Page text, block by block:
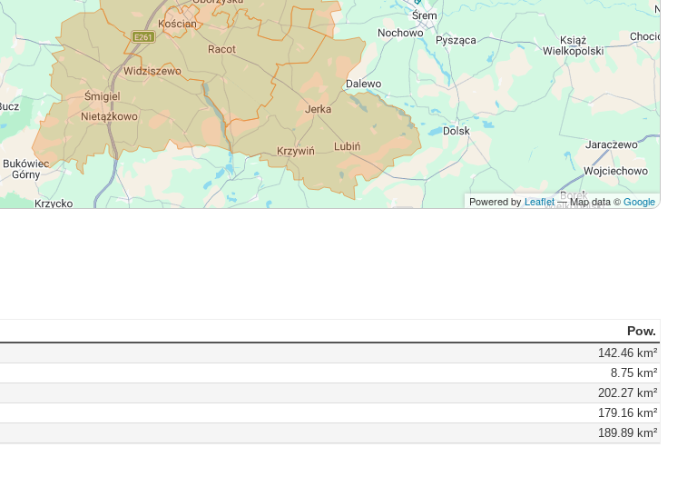
Powered byLeaflet— Map data ©Google
Pow.
142.46 km²
8.75 km²
202.27 km²
179.16 km²
189.89 km²